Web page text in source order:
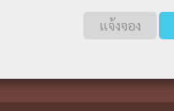
แจ้งจอง